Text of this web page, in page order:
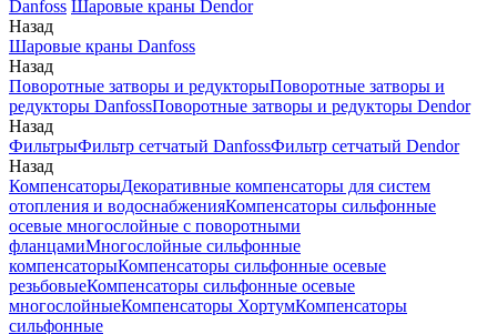
Danfoss Шаровые краны Dendor
Назад
Шаровые краны Danfoss
Назад
Поворотные затворы и редукторыПоворотные затворы и
редукторы DanfossПоворотные затворы и редукторы Dendor
Назад
ФильтрыФильтр сетчатый DanfossФильтр сетчатый Dendor
Назад
КомпенсаторыДекоративные компенсаторы для систем
отопления и водоснабженияКомпенсаторы сильфонные
осевые многослойные с поворотными
фланцамиМногослойные сильфонные
компенсаторыКомпенсаторы сильфонные осевые
резьбовыеКомпенсаторы сильфонные осевые
многослойныеКомпенсаторы ХортумКомпенсаторы
сильфонные